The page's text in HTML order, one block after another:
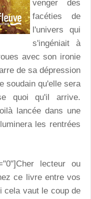
venger des
facéties de
l'univers qui
s'ingéniait à
avec son ironie
de sa dépression
soudain qu'elle sera
quoi qu'il arrive.
lancée dans une
les rentrées
lecteur ou
ce livre entre vos
cela vaut le coup de